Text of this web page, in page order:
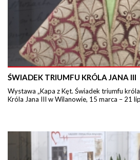
ŚWIADEK TRIUMFU KRÓLA JANA III
Wystawa „Kapa z Kęt. Świadek triumfu króla
Króla Jana III w Wilanowie, 15 marca – 21